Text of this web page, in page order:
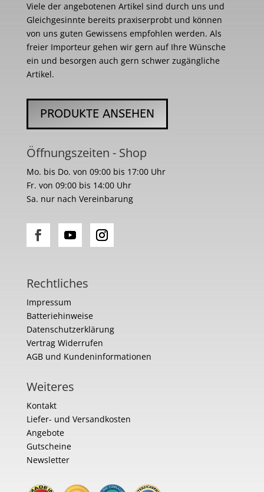
Viele der angebotenen Artikel sind durch uns und
Gleichgesinnte bereits praxiserprobt und können
von uns guten Gewissens empfohlen werden. Als
freier Importeur gehen wir gern auf Ihre Wünsche
ein und besorgen auch gern schwer zugängliche
Artikel.
PRODUKTE ANSEHEN
Öffnungszeiten - Shop
Mo. bis Do. von 09:00 bis 17:00 Uhr
Fr. von 09:00 bis 14:00 Uhr
Sa. nur nach Vereinbarung
Rechtliches
Impressum
Batteriehinweise
Datenschutzerklärung
Vertrag Widerrufen
AGB und Kundeninformationen
Weiteres
Kontakt
Liefer- und Versandkosten
Angebote
Gutscheine
Newsletter